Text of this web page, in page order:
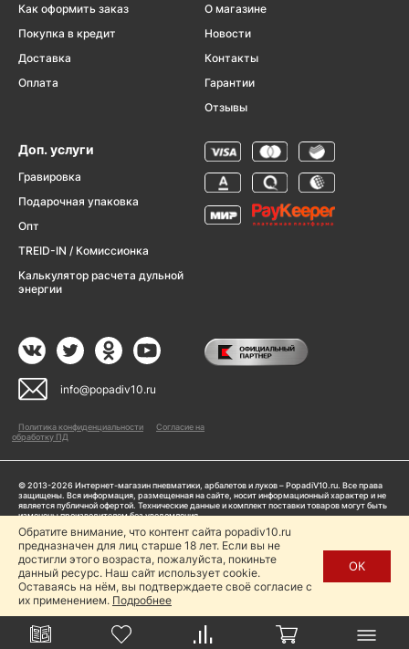
Как оформить заказ
Покупка в кредит
Доставка
Оплата
О магазине
Новости
Контакты
Гарантии
Отзывы
Доп. услуги
Гравировка
Подарочная упаковка
Опт
TREID-IN / Комиссионка
Калькулятор расчета дульной
энергии
info@popadiv10.ru
Политика конфиденциальности
Согласие на
обработку ПД
© 2013-2026 Интернет-магазин пневматики, арбалетов и луков – PopadiV10.ru. Все права
защищены. Вся информация, размещенная на сайте, носит информационный характер и не
является публичной офертой. Технические данные и комплект поставки товаров могут быть
изменены производителем без уведомления
ИП Жарук Александр Сергеевич, ОГРНИП: 314504704200042
Пользуясь сайтом Popadiv10.ru, пользователь автоматически соглашается с условиями,
прописанными в
Политике конфиденциальности
Копирование любой информации (тексты, фото, видео и др.) с сайта Popadiv10 запрещено,
за исключением наличия письменного согласия администрации сайта Popadiv10.
Обратите внимание, что контент сайта popadiv10.ru
предназначен для лиц старше 18 лет. Если вы не
достигли этого возраста, пожалуйста, покиньте
данный ресурс. Наш сайт использует cookie.
Оставаясь на нём, вы подтверждаете своё согласие с
их применением. Подробнее
ОК